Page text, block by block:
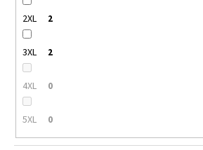
2XL 2
3XL 2
4XL 0
5XL 0